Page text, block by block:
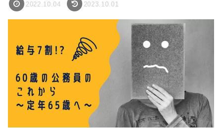
2022.10.04 2023.10.01